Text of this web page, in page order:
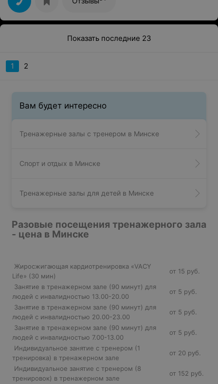
спа - персонал обеспечил даже интеллектуальной
книгой !!! Все для нас !!! Было приятно! Надюша ,уже
внедряю советы из вашей книги!! Спасибо за отдых!!!
Показать последние 23
1 2
Вам будет интересно
Тренажерные залы с тренером в Минске
Спорт и отдых в Минске
Тренажерные залы для детей в Минске
Разовые посещения тренажерного зала
- цена в Минске
Жиросжигающая кардиотренировка «VACY
Life» (30 мин)
от 15 руб.
Занятие в тренажерном зале (90 минут) для
людей с инвалидностью 13.00-20.00
от 5 руб.
Занятие в тренажерном зале (90 минут) для
людей с инвалидностью 20.00-23.00
от 5 руб.
Занятие в тренажерном зале (90 минут) для
людей с инвалидностью 7.00-13.00
от 5 руб.
Индивидуальное занятие с тренером (1
тренировка) в тренажерном зале
от 20 руб.
Индивидуальное занятие с тренером (8
тренировок) в тренажерном зале
от 152 руб.